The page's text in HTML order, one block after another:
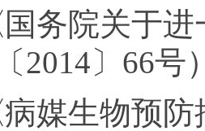
国务院关于
2014〕66号
媒生物预